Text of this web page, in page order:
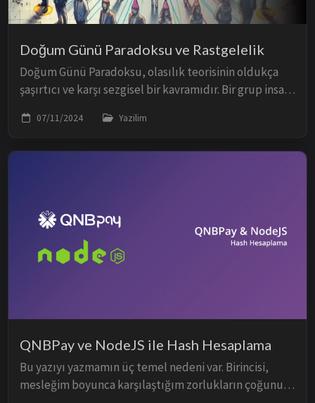
Doğum Günü Paradoksu ve Rastgelelik
Doğum Günü Paradoksu, olasılık teorisinin oldukça
şaşırtıcı ve karşı sezgisel bir kavramıdır. Bir grup insan
düşündüğümüzden çok daha yüksek olduğunu...
07/11/2024 Yazilim
QNBPay ve NodeJS ile Hash Hesaplama
Bu yazıyı yazmamın üç temel nedeni var. Birincisi,
mesleğim boyunca karşılaştığım zorlukların çoğunu,